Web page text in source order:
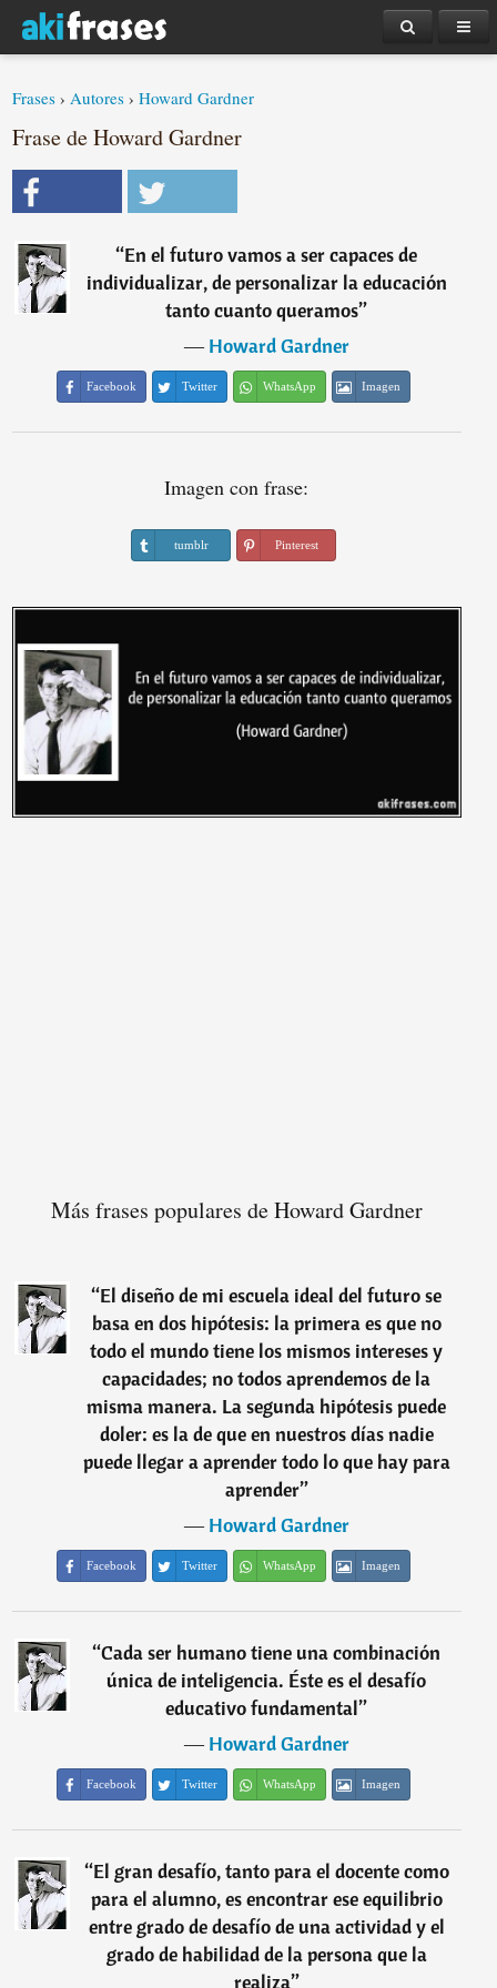
Frases ›Autores ›Howard Gardner
Frase de Howard Gardner
“En el futuro vamos a ser capaces de
individualizar, de personalizar la educación
tanto cuanto queramos”
―Howard Gardner
Facebook Twitter WhatsApp Imagen
Imagen con frase:
tumblr Pinterest
Más frases populares de Howard Gardner
“El diseño de mi escuela ideal del futuro se
basa en dos hipótesis: la primera es que no
todo el mundo tiene los mismos intereses y
capacidades; no todos aprendemos de la
misma manera. La segunda hipótesis puede
doler: es la de que en nuestros días nadie
puede llegar a aprender todo lo que hay para
aprender”
―Howard Gardner
Facebook Twitter WhatsApp Imagen
“Cada ser humano tiene una combinación
única de inteligencia. Éste es el desafío
educativo fundamental”
―Howard Gardner
Facebook Twitter WhatsApp Imagen
“El gran desafío, tanto para el docente como
para el alumno, es encontrar ese equilibrio
entre grado de desafío de una actividad y el
grado de habilidad de la persona que la
realiza”